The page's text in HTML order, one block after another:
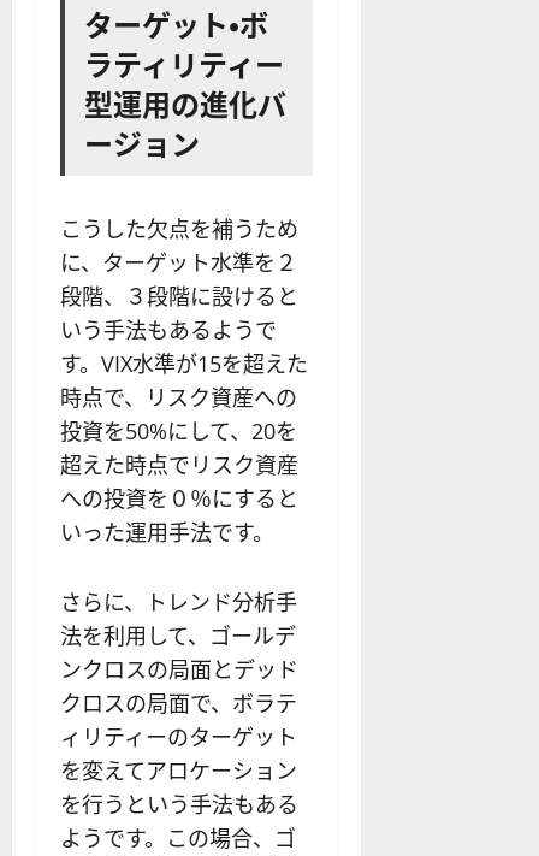
ターゲット・ボ
ラティリティー
型運用の進化バ
ージョン
こうした欠点を補うため
に、ターゲット水準を２
段階、３段階に設けると
いう手法もあるようで
す。VIX水準が15を超えた
時点で、リスク資産への
投資を50%にして、20を
超えた時点でリスク資産
への投資を０％にすると
いった運用手法です。
さらに、トレンド分析手
法を利用して、ゴールデ
ンクロスの局面とデッド
クロスの局面で、ボラテ
ィリティーのターゲット
を変えてアロケーション
を行うという手法もある
ようです。この場合、ゴ